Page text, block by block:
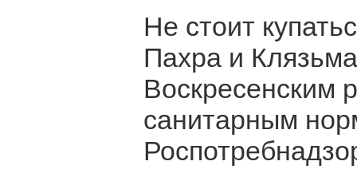
Не стоит
Пахра и
Воскресенским
санитарным